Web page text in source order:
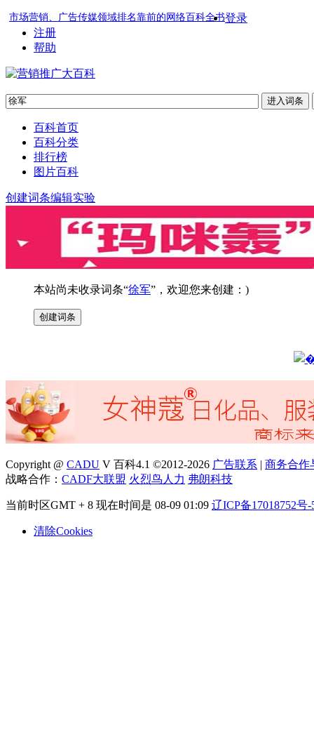
市场营销、广告传媒领域排名靠前的网络百科全书登录
注册
帮助
百科首页
百科分类
排行榜
图片百科
创建词条编辑实验
本站尚未收录词条“徐军”，欢迎您来创建：)
Copyright @ CADU V 百科4.1 ©2012-2026 广告联系 | 商务合作
战略合作： CADF大联盟 火烈鸟人力 弗朗科技
当前时区GMT + 8 现在时间是 08-09 01:09 辽ICP备17018752号-
清除Cookies